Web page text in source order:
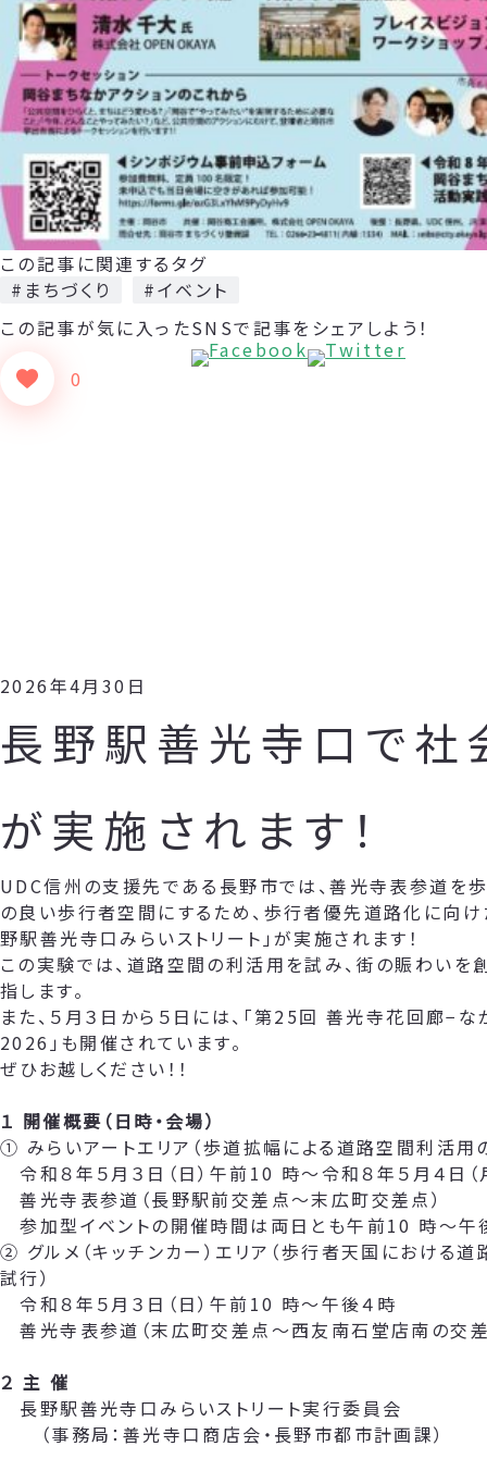
この記事に関連するタグ
#まちづくり
#イベント
この記事が気に入った
0
SNSで記事をシェアしよう！
2026年4月30日
長野駅善光寺口で社
が実施されます！
UDC信州の支援先である長野市では、善光寺表参道を歩
の良い歩行者空間にするため、歩行者優先道路化に向け
野駅善光寺口みらいストリート」が実施されます！
この実験では、道路空間の利活用を試み、街の賑わいを
指します。
また、５月３日から５日には、「第25回 善光寺花回廊−な
2026」も開催されています。
ぜひお越しください！！
１ 開催概要（日時・会場）
① みらいアートエリア（歩道拡幅による道路空間利活用
令和８年５月３日（日）午前10 時～令和８年５月４日（
善光寺表参道（長野駅前交差点～末広町交差点）
参加型イベントの開催時間は両日とも午前10 時～午
② グルメ（キッチンカー）エリア（歩行者天国における
試行）
令和８年５月３日（日）午前10 時～午後４時
善光寺表参道（末広町交差点～西友南石堂店南の交
２ 主 催
長野駅善光寺口みらいストリート実行委員会
（事務局：善光寺口商店会・長野市都市計画課）